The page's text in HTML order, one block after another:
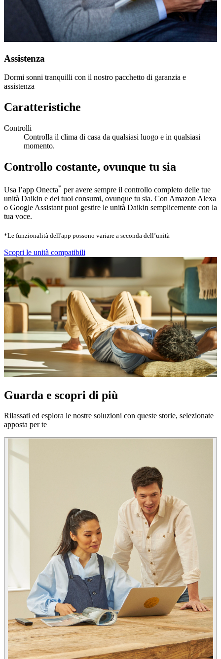
Assistenza
Dormi sonni tranquilli con il nostro pacchetto di garanzia e
assistenza
Caratteristiche
Controlli
Controlla il clima di casa da qualsiasi luogo e in qualsiasi
momento.
Controllo costante, ovunque tu sia
Usa l’app Onecta* per avere sempre il controllo completo delle tue
unità Daikin e dei tuoi consumi, ovunque tu sia. Con Amazon Alexa
o Google Assistant puoi gestire le unità Daikin semplicemente con la
tua voce.
*Le funzionalità dell'app possono variare a seconda dell’unità
Scopri le unità compatibili
Guarda e scopri di più
Rilassati ed esplora le nostre soluzioni con queste storie, selezionate
apposta per te